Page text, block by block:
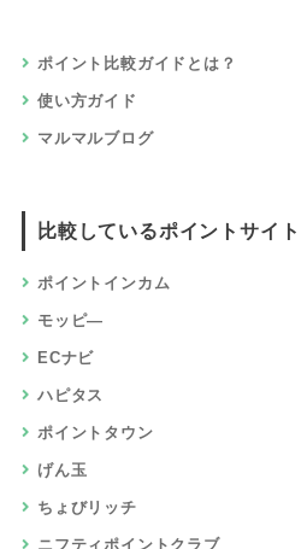
ポイント比較ガイドとは？
使い方ガイド
マルマルブログ
比較しているポイントサイト
ポイントインカム
モッピ―
ECナビ
ハピタス
ポイントタウン
げん玉
ちょびリッチ
ニフティポイントクラブ